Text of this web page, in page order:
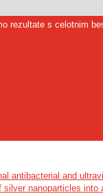
rezultate s celotnim
antibacterial and
silver nanoparticles